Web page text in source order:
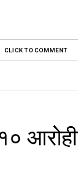
CLICK TO COMMENT